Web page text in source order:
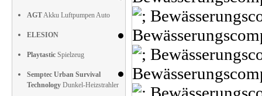
AGTAkku Luftpumpen Auto
ELESION
Playtastic Spielzeug
Semptec Urban Survival
Technology Dunkel-Heizstrahler